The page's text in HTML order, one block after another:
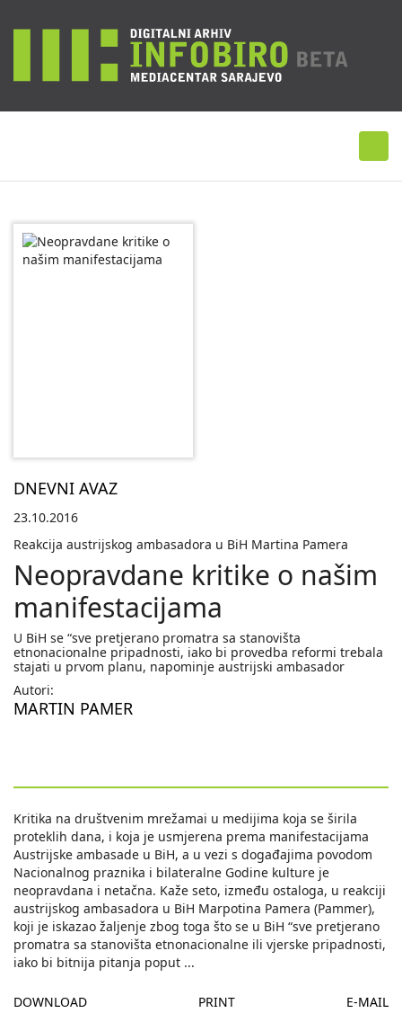
DNEVNI AVAZ
23.10.2016
Reakcija austrijskog ambasadora u BiH Martina Pamera
Neopravdane kritike o našim
manifestacijama
U BiH se “sve pretjerano promatra sa stanovišta
etnonacionalne pripadnosti, iako bi provedba reformi trebala
stajati u prvom planu, napominje austrijski ambasador
Autori:
MARTIN PAMER
Kritika na društvenim mrežamai u medijima koja se širila
proteklih dana, i koja je usmjerena prema manifestacijama
Austrijske ambasade u BiH, a u vezi s događajima povodom
Nacionalnog praznika i bilateralne Godine kulture je
neopravdana i netačna. Kaže seto, između ostaloga, u reakciji
austrijskog ambasadora u BiH Marpotina Pamera (Pammer),
koji je iskazao žaljenje zbog toga što se u BiH “sve pretjerano
promatra sa stanovišta etnonacionalne ili vjerske pripadnosti,
iako bi bitnija pitanja poput ...
DOWNLOAD PRINT E-MAIL